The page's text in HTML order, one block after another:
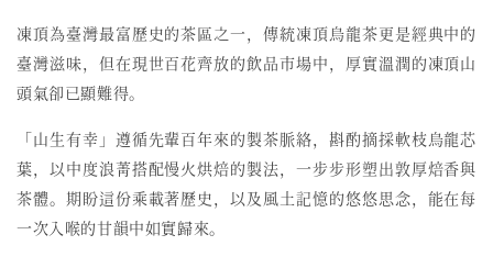
凍頂為臺灣最富歷史的茶區之一，傳統凍頂烏龍茶更是經典中的
臺灣滋味，但在現世百花齊放的飲品市場中，厚實溫潤的凍頂山
頭氣卻已顯難得。
「山生有幸」遵循先輩百年來的製茶脈絡，斟酌摘採軟枝烏龍芯
葉，以中度浪菁搭配慢火烘焙的製法，一步步形塑出敦厚焙香與
茶體。期盼這份乘載著歷史，以及風土記憶的悠悠思念，能在每
一次入喉的甘韻中如實歸來。